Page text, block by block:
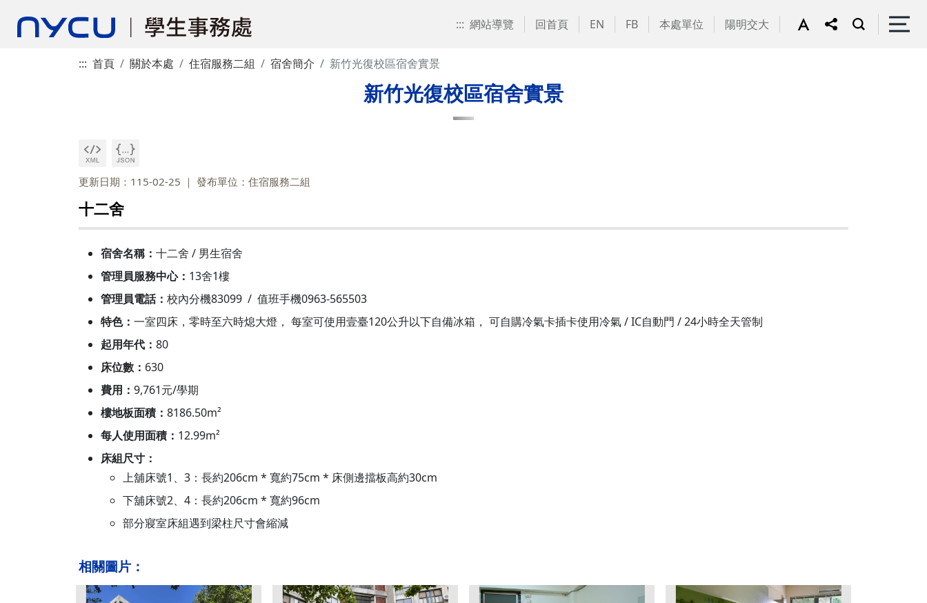
::: 網站導覽 回首頁 EN FB 本處單位 陽明交大
::: 首頁 關於本處 住宿服務二組 宿舍簡介 新竹光復校區宿舍實景
新竹光復校區宿舍實景
更新日期：115-02-25 發布單位：住宿服務二組
十二舍
宿舍名稱： 十二舍 / 男生宿舍
管理員服務中心： 13舍1樓
管理員電話： 校內分機83099 / 值班手機0963-565503
特色： 一室四床，零時至六時熄大燈， 每室可使用壹臺120公升以下自備冰箱， 可自購冷氣卡插卡使用冷氣 / IC自動門 / 24小時全天管制
起用年代： 80
床位數： 630
費用： 9,761元/學期
樓地板面積： 8186.50m²
每人使用面積： 12.99m²
床組尺寸：
上舖床號1、3：長約206cm * 寬約75cm * 床側邊擋板高約30cm
下舖床號2、4：長約206cm * 寬約96cm
部分寢室床組遇到梁柱尺寸會縮減
相關圖片：